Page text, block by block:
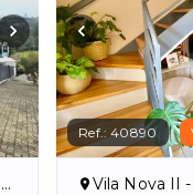
Ref.:40890
Vila Nova II -